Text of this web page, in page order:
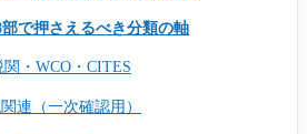
で押さえるべき分類の軸
・WCO・CITES
連（一次確認用）